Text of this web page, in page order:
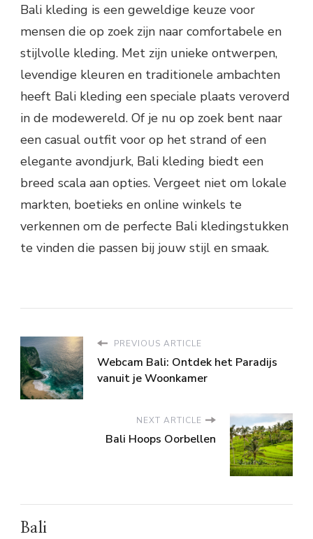
Bali kleding is een geweldige keuze voor
mensen die op zoek zijn naar comfortabele en
stijlvolle kleding. Met zijn unieke ontwerpen,
levendige kleuren en traditionele ambachten
heeft Bali kleding een speciale plaats veroverd
in de modewereld. Of je nu op zoek bent naar
een casual outfit voor op het strand of een
elegante avondjurk, Bali kleding biedt een
breed scala aan opties. Vergeet niet om lokale
markten, boetieks en online winkels te
verkennen om de perfecte Bali kledingstukken
te vinden die passen bij jouw stijl en smaak.
PREVIOUS ARTICLE
Webcam Bali: Ontdek het Paradijs
vanuit je Woonkamer
NEXT ARTICLE
Bali Hoops Oorbellen
Bali